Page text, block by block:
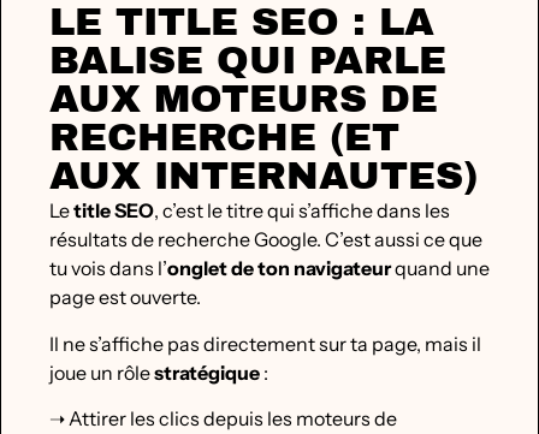
LE TITLE SEO : LA
BALISE QUI PARLE
AUX MOTEURS DE
RECHERCHE (ET
AUX INTERNAUTES)
Letitle SEO, c’est le titre qui s’affiche dans les
résultats de recherche Google. C’est aussi ce que
tu vois dans l’onglet de ton navigateurquand une
page est ouverte.
Il ne s’affiche pas directement sur ta page, mais il
joue un rôlestratégique :
➝ Attirer les clics depuis les moteurs de